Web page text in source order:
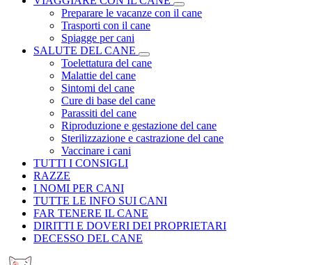
Preparare le vacanze con il cane
Trasporti con il cane
Spiagge per cani
SALUTE DEL CANE
Toelettatura del cane
Malattie del cane
Sintomi del cane
Cure di base del cane
Parassiti del cane
Riproduzione e gestazione del cane
Sterilizzazione e castrazione del cane
Vaccinare i cani
TUTTI I CONSIGLI
RAZZE
I NOMI PER CANI
TUTTE LE INFO SUI CANI
FAR TENERE IL CANE
DIRITTI E DOVERI DEI PROPRIETARI
DECESSO DEL CANE